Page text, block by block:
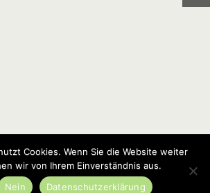
Cookies. Wenn Sie die Website weiter
wir von Ihrem Einverständnis aus.
Nein Datenschutzerklärung